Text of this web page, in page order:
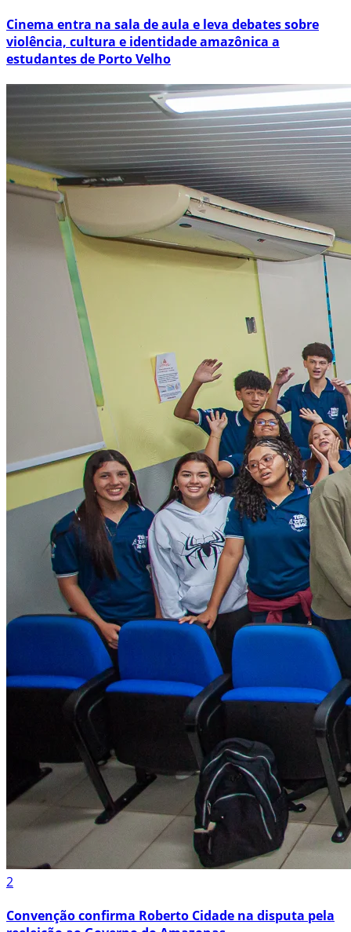
Cinema entra na sala de aula e leva debates sobre
violência, cultura e identidade amazônica a
estudantes de Porto Velho
2
Convenção confirma Roberto Cidade na disputa pela